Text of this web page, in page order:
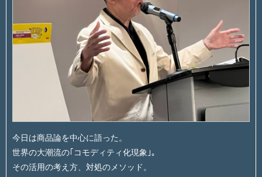
今日は商品論を中心に語った。
世界の大潮流の｢コモディティ化現象｣。
その活用の考え方、対処のメソッド。